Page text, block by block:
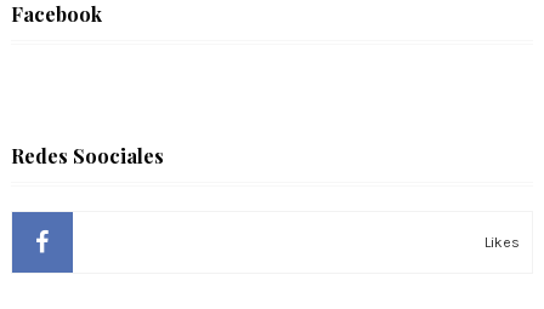
Facebook
Redes Soociales
Likes